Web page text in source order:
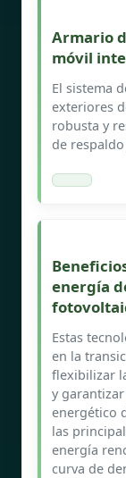
Armario
móvil
El sistema
exteriores
robusta y
de
energía
Estas
en la
flexibilizar
y
energético
las
energía
curva de